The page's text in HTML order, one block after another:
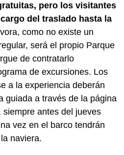
pero los visitantes
del traslado hasta la
como no existe un
será el propio Parque
de contratarlo
de excursiones. Los
a la experiencia deberán
guiada a través de la página
antes del jueves
vez en el barco tendrán
naviera.